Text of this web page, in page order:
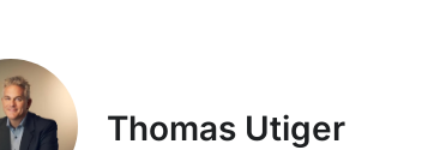
Thomas Utiger